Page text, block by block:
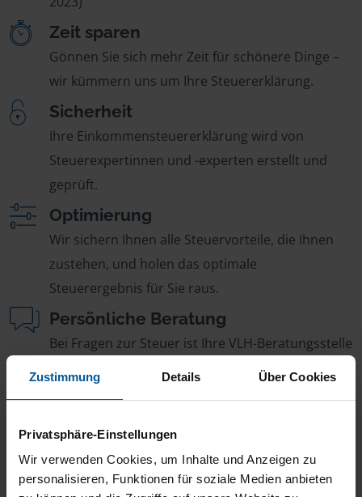
Zustimmung Details Über Cookies
Privatsphäre-Einstellungen
Wir verwenden Cookies, um Inhalte und Anzeigen zu
personalisieren, Funktionen für soziale Medien anbieten
Zeit sparen
Gönnen Sie sich mehr Zeit für schönere Dinge –
wir kümmern uns um Ihre Steuererklärung.
Sicherheit
Ihre Einkommensteuererklärung wird von
Steuerexpertinnen und -experten erstellt und
geprüft.
Optimierung
Wir sichern Ihnen alle Steuervorteile, die Ihnen
zustehen, und holen das optimale
Steuerergebnis für Sie raus.
Persönliche Beratung
Bei Fragen zur Steuer ist Ihre VLH-Beratungsstelle
immer für Sie da – ohne Zusatzkosten.
Fairer Beitrag
jährlichen Mitgliedsbeitrag, der sich nach Ihren
Jahreseinnahmen richtet.